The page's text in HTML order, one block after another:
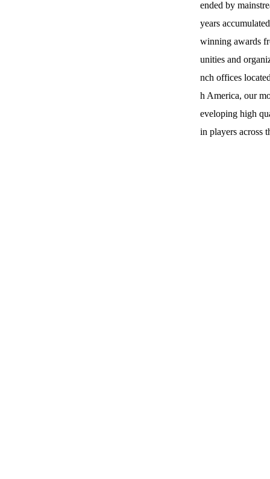
ended by
years
winning awards
unities and
nch offices
h America, our
eveloping high
in players across